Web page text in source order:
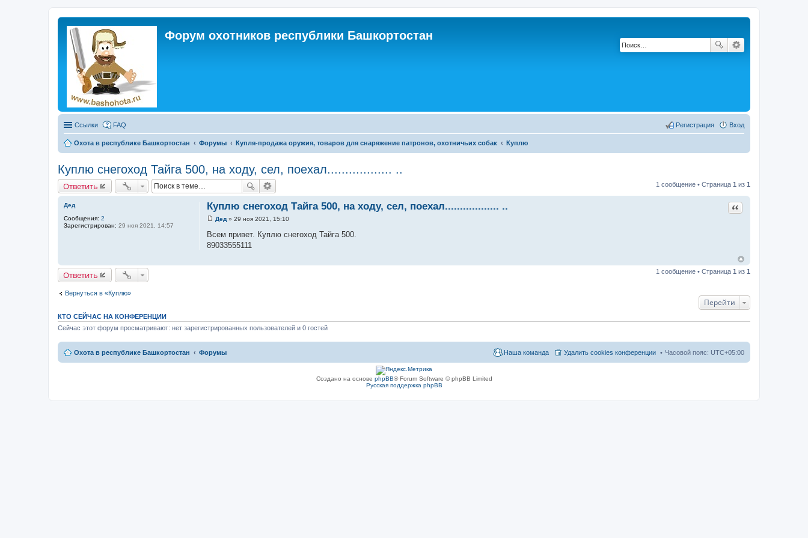
Форум охотников республики Башкортостан
Ссылки FAQ Вход
Регистрация
Охота в республике Башкортостан Форумы Купля-продажа оружия, товаров для снаряжение патронов, охотничьих собак Куплю
Куплю снегоход Тайга 500, на ходу, сел, поехал.................. ..
Ответить 1 сообщение • Страница 1 из 1
Дед
Сообщения: 2
Зарегистрирован: 29 ноя 2021, 14:57
Куплю снегоход Тайга 500, на ходу, сел, поехал.................. .. Цитата
С
о
б
н
Дед» 29 ноя 2021, 15:10
Всем привет. Куплю снегоход Тайга 500.
89033555111
Ответить 1 сообщение • Страница 1 из 1
Вернуться в «Куплю»
Перейти
КТО СЕЙЧАС НА КОНФЕРЕНЦИИ
Сейчас этот форум просматривают: нет зарегистрированных пользователей и 0 гостей
Охота в республике Башкортостан Форумы Часовой пояс: UTC+05:00
Удалить cookies конференции
Наша команда
Создано на основе phpBB® Forum Software © phpBB Limited
Русская поддержка phpBB